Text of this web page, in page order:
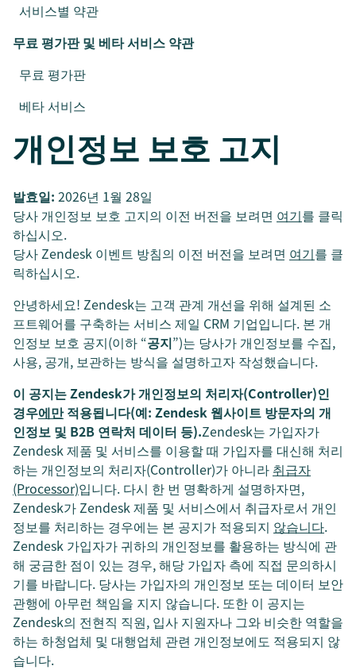
서비스별 약관
무료 평가판 및 베타 서비스 약관
무료 평가판
베타 서비스
개인정보 보호 고지
발효일: 2026년 1월 28일
당사 개인정보 보호 고지의 이전 버전을 보려면 여기를 클릭
하십시오.
당사 Zendesk 이벤트 방침의 이전 버전을 보려면 여기를 클
릭하십시오.
안녕하세요! Zendesk는 고객 관계 개선을 위해 설계된 소
프트웨어를 구축하는 서비스 제일 CRM 기업입니다. 본 개
인정보 보호 공지(이하 “공지”)는 당사가 개인정보를 수집,
사용, 공개, 보관하는 방식을 설명하고자 작성했습니다.
이 공지는 Zendesk가 개인정보의 처리자(Controller)인
경우에만적용됩니다(예: Zendesk 웹사이트 방문자의 개
인정보 및 B2B 연락처 데이터 등).Zendesk는 가입자가
Zendesk 제품 및 서비스를 이용할 때 가입자를 대신해 처리
하는 개인정보의 처리자(Controller)가 아니라 취급자
(Processor)입니다. 다시 한 번 명확하게 설명하자면,
Zendesk가 Zendesk 제품 및 서비스에서 취급자로서 개인
정보를 처리하는 경우에는 본 공지가 적용되지 않습니다.
Zendesk 가입자가 귀하의 개인정보를 활용하는 방식에 관
해 궁금한 점이 있는 경우, 해당 가입자 측에 직접 문의하시
기를 바랍니다. 당사는 가입자의 개인정보 또는 데이터 보안
관행에 아무런 책임을 지지 않습니다. 또한 이 공지는
Zendesk의 전현직 직원, 입사 지원자나 그와 비슷한 역할을
하는 하청업체 및 대행업체 관련 개인정보에도 적용되지 않
습니다.